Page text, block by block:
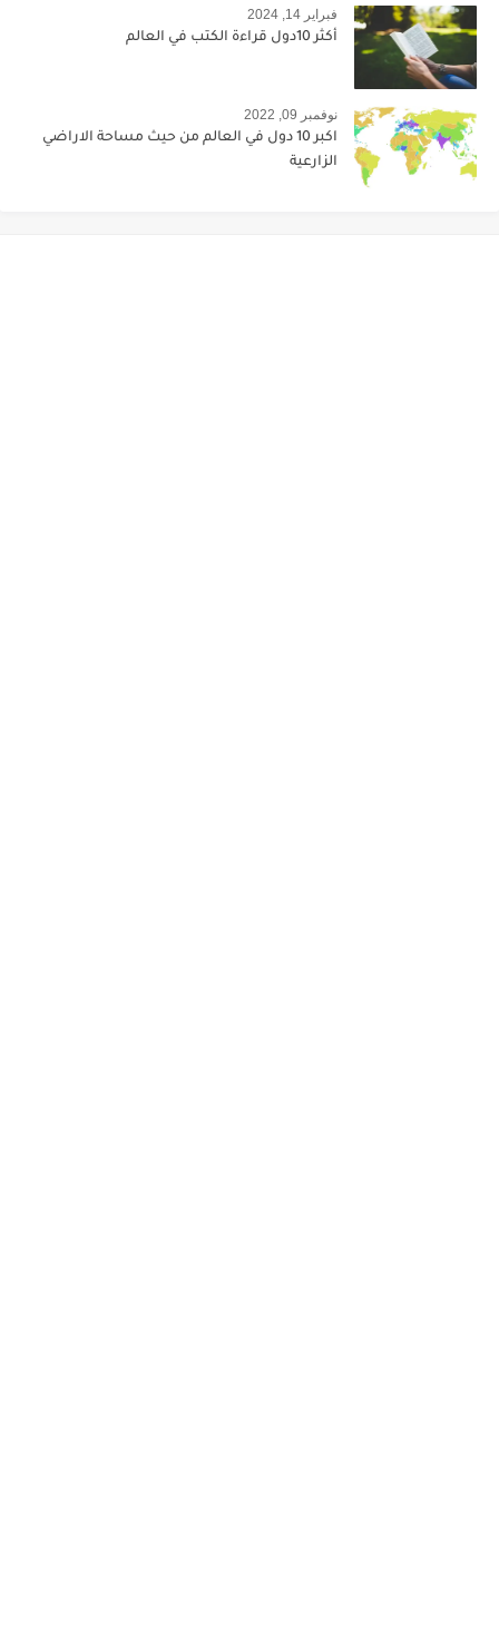
فبراير 14, 2024
أكثر 10دول قراءة الكتب في العالم
نوفمبر 09, 2022
اكبر 10 دول في العالم من حيث مساحة الاراضي
الزارعية